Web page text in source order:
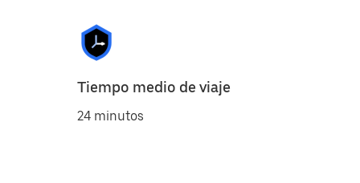
Tiempo medio de viaje
24 minutos